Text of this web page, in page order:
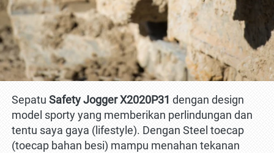
Sepatu Safety Jogger X2020P31 dengan design
model sporty yang memberikan perlindungan dan
tentu saya gaya (lifestyle). Dengan Steel toecap
(toecap bahan besi) mampu menahan tekanan